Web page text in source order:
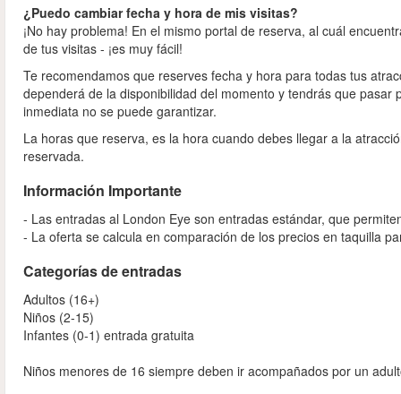
¿Puedo cambiar fecha y hora de mis visitas?
¡No hay problema! En el mismo portal de reserva, al cuál
de tus visitas - ¡es muy fácil!
Te recomendamos que reserves fecha y hora para todas tus
dependerá de la disponibilidad del momento y tendrás que
inmediata no se puede garantizar.
La horas que reserva, es la hora cuando debes llegar a la
reservada.
Información Importante
- Las entradas al London Eye son entradas estándar, que
- La oferta se calcula en comparación de los precios en taquilla
Categorías de entradas
Adultos (16+)
Niños (2-15)
Infantes (0-1) entrada gratuita
Niños menores de 16 siempre deben ir acompañados por un